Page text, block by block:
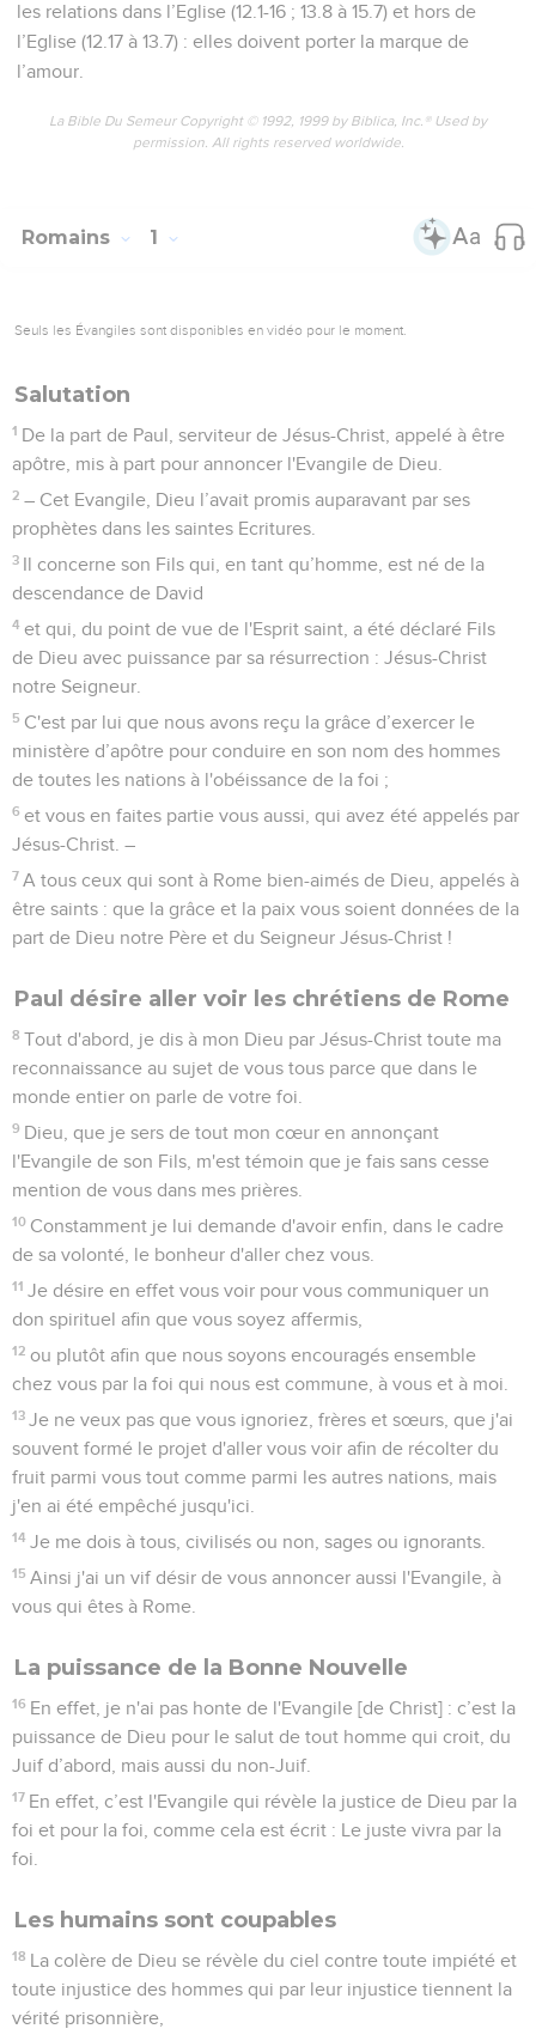
les relations dans l’Eglise (12.1-16 ; 13.8 à 15.7) et hors de
l’Eglise (12.17 à 13.7) : elles doivent porter la marque de
l’amour.
La Bible Du Semeur Copyright © 1992, 1999 by Biblica, Inc.® Used by
permission. All rights reserved worldwide.
Romains 1
Seuls les Évangiles sont disponibles en vidéo pour le moment.
Salutation
1 De la part de Paul, serviteur de Jésus-Christ, appelé à être
apôtre, mis à part pour annoncer l'Evangile de Dieu.
2 – Cet Evangile, Dieu l’avait promis auparavant par ses
prophètes dans les saintes Ecritures.
3 Il concerne son Fils qui, en tant qu’homme, est né de la
descendance de David
4 et qui, du point de vue de l'Esprit saint, a été déclaré Fils
de Dieu avec puissance par sa résurrection : Jésus-Christ
notre Seigneur.
5 C'est par lui que nous avons reçu la grâce d’exercer le
ministère d’apôtre pour conduire en son nom des hommes
de toutes les nations à l'obéissance de la foi ;
6 et vous en faites partie vous aussi, qui avez été appelés par
Jésus-Christ. –
7 A tous ceux qui sont à Rome bien-aimés de Dieu, appelés à
être saints : que la grâce et la paix vous soient données de la
part de Dieu notre Père et du Seigneur Jésus-Christ !
Paul désire aller voir les chrétiens de Rome
8 Tout d'abord, je dis à mon Dieu par Jésus-Christ toute ma
reconnaissance au sujet de vous tous parce que dans le
monde entier on parle de votre foi.
9 Dieu, que je sers de tout mon cœur en annonçant
l'Evangile de son Fils, m'est témoin que je fais sans cesse
mention de vous dans mes prières.
10 Constamment je lui demande d'avoir enfin, dans le cadre
de sa volonté, le bonheur d'aller chez vous.
11 Je désire en effet vous voir pour vous communiquer un
don spirituel afin que vous soyez affermis,
12 ou plutôt afin que nous soyons encouragés ensemble
chez vous par la foi qui nous est commune, à vous et à moi.
13 Je ne veux pas que vous ignoriez, frères et sœurs, que j'ai
souvent formé le projet d'aller vous voir afin de récolter du
fruit parmi vous tout comme parmi les autres nations, mais
j'en ai été empêché jusqu'ici.
14 Je me dois à tous, civilisés ou non, sages ou ignorants.
15 Ainsi j'ai un vif désir de vous annoncer aussi l'Evangile, à
vous qui êtes à Rome.
La puissance de la Bonne Nouvelle
16 En effet, je n'ai pas honte de l'Evangile [de Christ] : c’est la
puissance de Dieu pour le salut de tout homme qui croit, du
Juif d’abord, mais aussi du non-Juif.
17 En effet, c’est l'Evangile qui révèle la justice de Dieu par la
foi et pour la foi, comme cela est écrit : Le juste vivra par la
foi.
Les humains sont coupables
18 La colère de Dieu se révèle du ciel contre toute impiété et
toute injustice des hommes qui par leur injustice tiennent la
vérité prisonnière,